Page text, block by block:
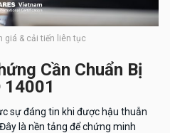
giá & cải tiến liên tục
Cần Chuẩn Bị
14001
sự đáng tin khi được hậu thuẫn
là nền tảng để chứng minh